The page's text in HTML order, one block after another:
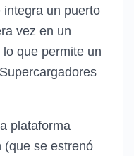
un puerto
vez en un
que permite un
plataforma
(que se estrenó